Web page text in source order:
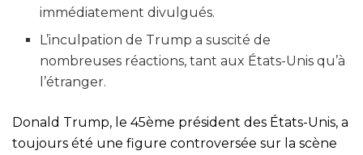
immédiatement divulgués.
L’inculpation de Trump a suscité de
nombreuses réactions, tant aux États-Unis qu’à
l’étranger.
Donald Trump, le 45ème président des États-Unis, a
toujours été une figure controversée sur la scène